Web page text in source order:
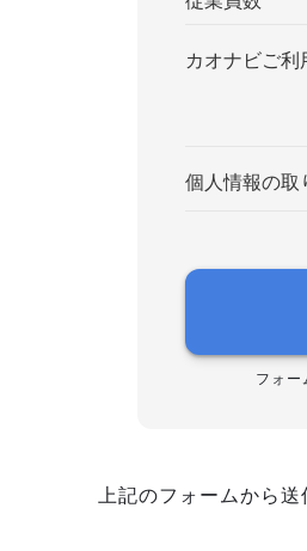
カオナビご利
個人情報の取
フォー
上記のフォームから送